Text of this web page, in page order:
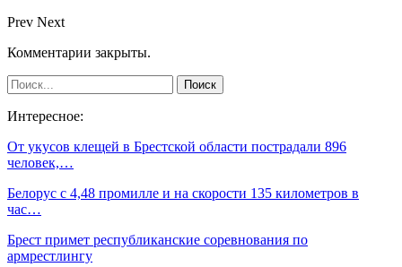
Prev Next
Комментарии закрыты.
Интересное:
От укусов клещей в Брестской области пострадали 896
человек,…
Белорус с 4,48 промилле и на скорости 135 километров в
час…
Брест примет республиканские соревнования по
армрестлингу